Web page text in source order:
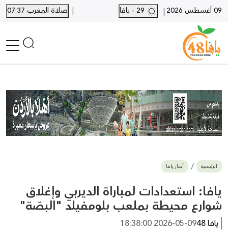
09 أغسطس 2026 |
| صلاة المغرب 07:37
أخبار محلية
أخبار يافا
SHORTS
أخبار اللد والرملة
بيع وشراء
أخبار القدس
وفيات
المزيد
ارسل خبر
الرئيسية أخبار يافا
يافا: استعدادات لمباراة الديربي وإغلاق
شوارع محيطة بملعب بلومفيلد "البصّة"
يافا 48
2026-05-09 18:38:00